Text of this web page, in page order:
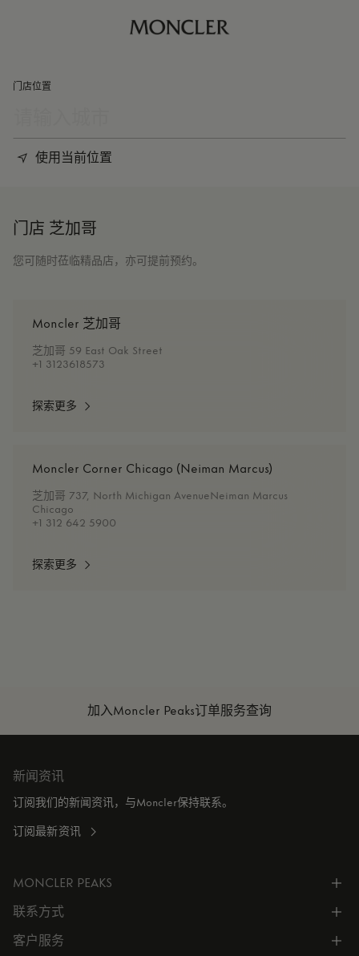
门店位置
使用当前位置
门店 芝加哥
您可随时莅临精品店，亦可提前预约。
Moncler 芝加哥
芝加哥 59 East Oak Street
+1 3123618573
探索更多
Moncler Corner Chicago (Neiman Marcus)
芝加哥 737, North Michigan AvenueNeiman Marcus
Chicago
+1 312 642 5900
探索更多
加入Moncler Peaks订单服务查询
新闻资讯
订阅我们的新闻资讯，与Moncler保持联系。
订阅最新资讯
MONCLER PEAKS
了解专属权益
联系方式
电话联系 400-0362-166
客户服务